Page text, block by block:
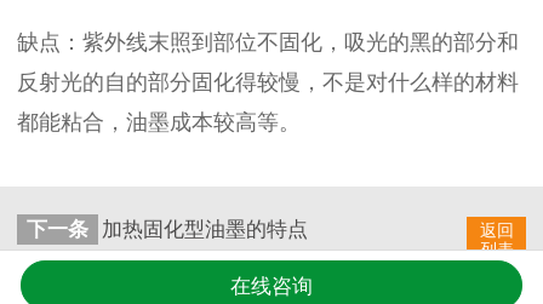
缺点：紫外线末照到部位不固化，吸光的黑的部分和
反射光的自的部分固化得较慢，不是对什么样的材料
都能粘合，油墨成本较高等。
返回
列表
下一条 加热固化型油墨的特点
在线咨询